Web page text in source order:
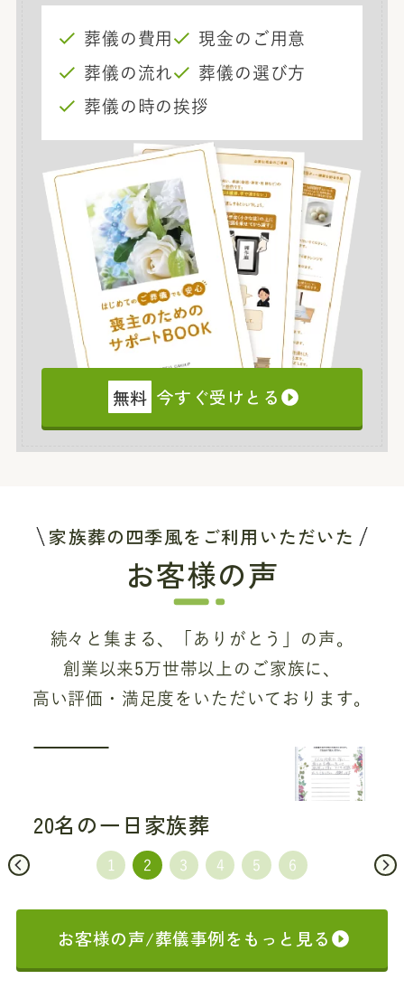
葬儀の費用
現金のご用意
葬儀の流れ
葬儀の選び方
葬儀の時の挨拶
無料 今すぐ受けとる
家族葬の四季風をご利用いただいた
お客様の声
続々と集まる、「ありがとう」の声。
創業以来5万世帯以上のご家族に、
高い評価・満足度をいただいております。
20名の一日家族葬
お客様の声/葬儀事例をもっと見る